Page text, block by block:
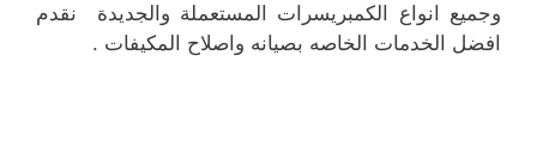
وجميع انواع الكمبريسرات المستعملة والجديدة نقدم
افضل الخدمات الخاصه بصيانه واصلاح المكيفات .